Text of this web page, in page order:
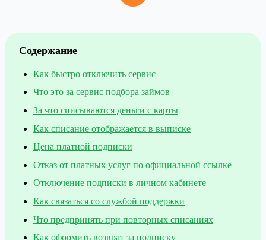
Содержание
Как быстро отключить сервис
Что это за сервис подбора займов
За что списываются деньги с карты
Как списание отображается в выписке
Цена платной подписки
Отказ от платных услуг по официальной ссылке
Отключение подписки в личном кабинете
Как связаться со службой поддержки
Что предпринять при повторных списаниях
Как оформить возврат за подписку